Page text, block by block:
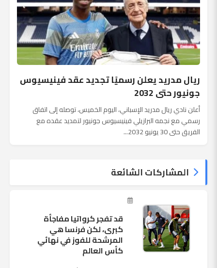
ريال مدريد يعلن رسميًا تجديد عقد فينيسيوس
جونيور حتى 2032
أعلن نادي ريال مدريد الإسباني، اليوم الخميس، توصله إلى اتفاق
رسمي مع نجمه البرازيلي فينيسيوس جونيور لتمديد عقده مع
الفريق حتى 30 يونيو 2032...
المشاركات الشائعة
قد تفجر كرواتيا مفاجأة
كبرى، لكن فرنسا هي
المرشحة للفوز في نهائي
كأس العالم